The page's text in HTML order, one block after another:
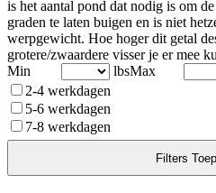
is het aantal pond dat nodig is om
graden te laten buigen en is niet
werpgewicht. Hoe hoger dit getal
grotere/zwaardere visser je er mee
Min
lbsMax
2-4 werkdagen
5-6 werkdagen
7-8 werkdagen